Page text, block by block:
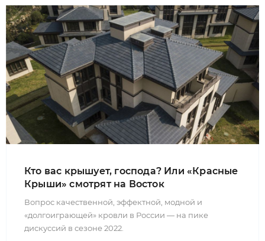
Кто вас крышует, господа? Или «Красные
Крыши» смотрят на Восток
Вопрос качественной, эффектной, модной и
«долгоиграющей» кровли в России — на пике
дискуссий в сезоне 2022.